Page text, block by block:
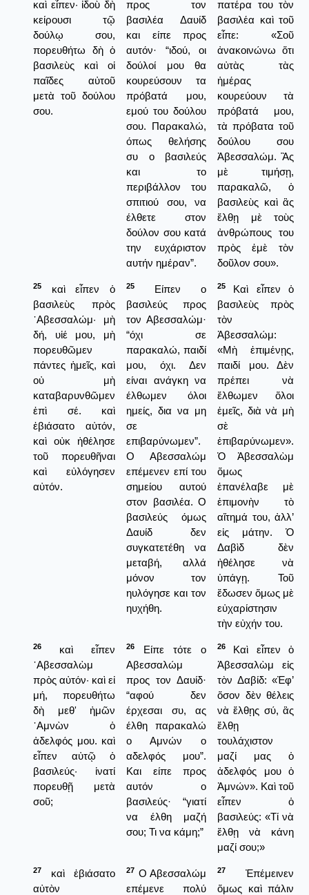
καὶ εἶπεν· ἰδοὺ δὴ
κείρουσι τῷ
δούλῳ σου,
πορευθήτω δὴ ὁ
βασιλεὺς καὶ οἱ
παῖδες αὐτοῦ
μετὰ τοῦ δούλου
σου.
προς τον
βασιλέα Δαυίδ
και είπε προς
αυτόν· “ιδού, οι
δούλοί μου θα
κουρεύσουν τα
πρόβατά μου,
εμού του δούλου
σου. Παρακαλώ,
όπως θελήσης
συ ο βασιλεύς
και το
περιβάλλον του
σπιτιού σου, να
έλθετε στον
δούλον σου κατά
την ευχάριστον
αυτήν ημέραν”.
πατέρα του τὸν
βασιλέα καὶ τοῦ
εἶπε: «Σοῦ
ἀνακοινώνω ὅτι
αὐτὰς τὰς
ἡμέρας
κουρεύουν τὰ
πρόβατά μου,
τὰ πρόβατα τοῦ
δούλου σου
Ἀβεσσαλώμ. Ἂς
μὲ τιμήσῃ,
παρακαλῶ, ὁ
βασιλεὺς καὶ ἂς
ἔλθῃ μὲ τοὺς
ἀνθρώπους του
πρὸς ἐμὲ τὸν
δοῦλον σου».
25
καὶ εἶπεν ὁ
βασιλεὺς πρὸς
᾿Αβεσσαλώμ· μὴ
δή, υἱέ μου, μὴ
πορευθῶμεν
πάντες ἡμεῖς, καὶ
οὐ μὴ
καταβαρυνθῶμεν
ἐπὶ σέ. καὶ
ἐβιάσατο αὐτόν,
καὶ οὐκ ἠθέλησε
τοῦ πορευθῆναι
καὶ εὐλόγησεν
αὐτόν.
25
Είπεν ο
βασιλεύς προς
τον Αβεσσαλώμ·
“όχι σε
παρακαλώ, παιδί
μου, όχι. Δεν
είναι ανάγκη να
έλθωμεν όλοι
ημείς, δια να μη
σε
επιβαρύνωμεν”.
Ο Αβεσσαλώμ
επέμενεν επί του
σημείου αυτού
στον βασιλέα. Ο
βασιλεύς όμως
Δαυίδ δεν
συγκατετέθη να
μεταβή, αλλά
μόνον τον
ηυλόγησε και τον
ηυχήθη.
25
Καὶ εἶπεν ὁ
βασιλεὺς πρὸς
τὸν
Ἀβεσσαλώμ:
«Μὴ ἐπιμένῃς,
παιδί μου. Δὲν
πρέπει νὰ
ἔλθωμεν ὅλοι
ἐμεῖς, διὰ νὰ μὴ
σὲ
ἐπιβαρύνωμεν».
Ὁ Ἀβεσσαλὼμ
ὅμως
ἐπανέλαβε μὲ
ἐπιμονὴν τὸ
αἴτημά του, ἀλλ’
εἰς μάτην. Ὁ
Δαβὶδ δὲν
ἠθέλησε νὰ
ὑπάγῃ. Τοῦ
ἔδωσεν ὅμως μὲ
εὐχαρίστησιν
τὴν εὐχήν του.
26
καὶ εἶπεν
᾿Αβεσσαλὼμ
πρὸς αὐτόν· καὶ εἰ
μή, πορευθήτω
δὴ μεθ' ἡμῶν
᾿Αμνὼν ὁ
ἀδελφός μου. καὶ
εἶπεν αὐτῷ ὁ
βασιλεύς· ἱνατί
πορευθῇ μετὰ
σοῦ;
26
Είπε τότε ο
Αβεσσαλώμ
προς τον Δαυίδ·
“αφού δεν
έρχεσαι συ, ας
έλθη παρακαλώ
ο Αμνών ο
αδελφός μου”.
Και είπε προς
αυτόν ο
βασιλεύς· “γιατί
να έλθη μαζή
σου; Τι να κάμη;”
26
Καὶ εἶπεν ὁ
Ἀβεσσαλὼμ εἰς
τὸν Δαβίδ: «Ἐφ’
ὅσον δὲν θέλεις
νὰ ἔλθῃς σύ, ἂς
ἔλθῃ
τουλάχιστον
μαζί μας ὁ
ἀδελφός μου ὁ
Ἀμνών». Καὶ τοῦ
εἶπεν ὁ
βασιλεύς: «Τί νὰ
ἔλθῃ νὰ κάνη
μαζί σου;»
27
καὶ ἐβιάσατο
αὐτὸν
27 Ο Αβεσσαλώμ
επέμενε πολύ
27
Ἐπέμεινεν
ὅμως καὶ πάλιν